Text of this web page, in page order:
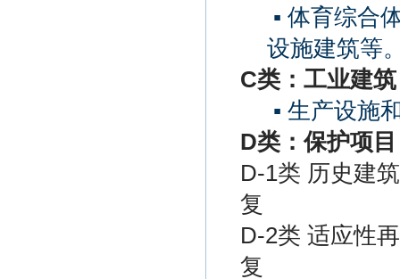
▪ 体育综合
设施建筑等
C类：工业建筑
▪ 生产设施
D类：保护项目
D-1类 历史建
复
D-2类 适应性
复